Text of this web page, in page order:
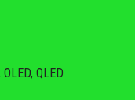
QLED